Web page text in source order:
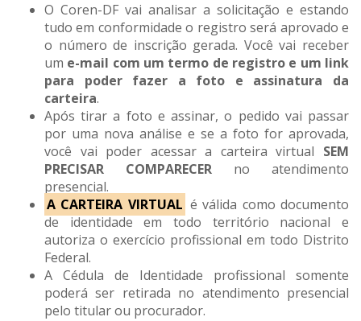
O Coren-DF vai analisar a solicitação e estando
tudo em conformidade o registro será aprovado e
o número de inscrição gerada. Você vai receber
um e-mail com um termo de registro e um link
para poder fazer a foto e assinatura da
carteira.
Após tirar a foto e assinar, o pedido vai passar
por uma nova análise e se a foto for aprovada,
você vai poder acessar a carteira virtual SEM
PRECISAR COMPARECER no atendimento
presencial.
A CARTEIRA VIRTUAL é válida como documento
de identidade em todo território nacional e
autoriza o exercício profissional em todo Distrito
Federal.
A Cédula de Identidade profissional somente
poderá ser retirada no atendimento presencial
pelo titular ou procurador.